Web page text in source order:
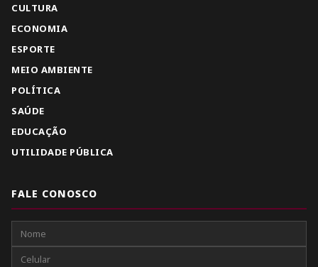
CULTURA
ECONOMIA
ESPORTE
MEIO AMBIENTE
POLÍTICA
SAÚDE
EDUCAÇÃO
UTILIDADE PÚBLICA
FALE CONOSCO